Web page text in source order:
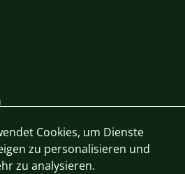
Cookies, um Dienste
zu personalisieren und
zu analysieren.